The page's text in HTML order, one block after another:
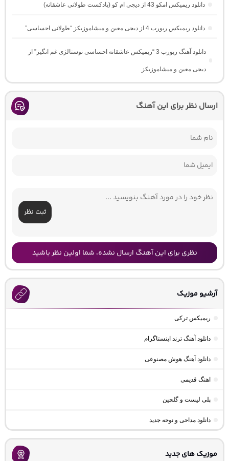
دانلود ریمیکس امکو 43 از دیجی ام کو (پادکست طولانی عاشقانه)
دانلود ریمیکس ریورب 4 از دیجی معین و میشاموزیکز “طولانی احساسی”
دانلود آهنگ ریورب 3 “ریمیکس عاشقانه احساسی نوستالژی غم انگیز” از
دیجی معین و میشاموزیکز
ارسال نظر برای این آهنگ
ثبت نظر
نظری برای این آهنگ ارسال نشده، شما اولین نظر باشید
آرشیو موزیک
ریمیکس ترکی
دانلود آهنگ ترند اینستاگرام
دانلود آهنگ هوش مصنوعی
اهنگ قدیمی
پلی لیست و گلچین
دانلود مداحی و نوحه جدید
موزیک های جدید